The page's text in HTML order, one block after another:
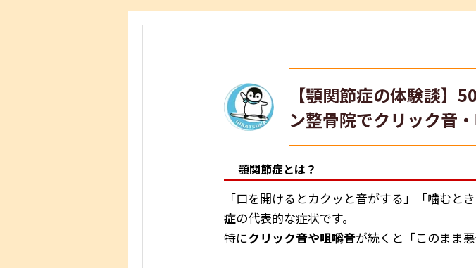
【顎関節症の体験談】
ン整骨院でクリック音
顎関節症とは？
「口を開けるとカクッと音がする」「噛む
症の代表的な症状です。
特にクリック音や咀嚼音が続くと「このまま